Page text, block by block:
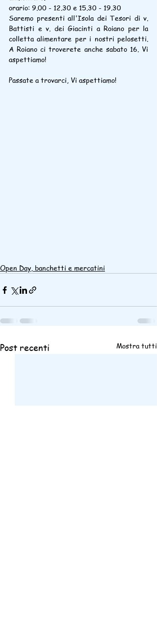
orario: 9.00 - 12.30 e 15.30 - 19.30
Saremo presenti all'Isola dei Tesori di v.
Battisti e v. dei Giacinti a Roiano per la
colletta alimentare per i nostri pelosetti.
A Roiano ci troverete anche sabato 16. Vi
aspettiamo!
Passate a trovarci, Vi aspettiamo!
Open Day, banchetti e mercatini
Post recenti Mostra tutti